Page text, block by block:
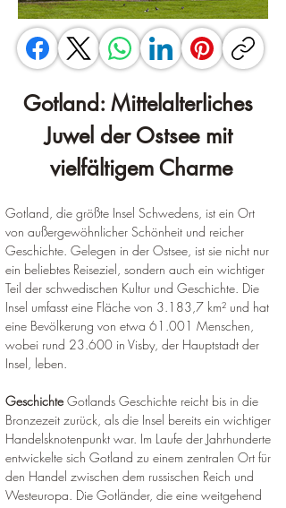
Gotland: Mittelalterliches
Juwel der Ostsee mit
vielfältigem Charme
Gotland, die größte Insel Schwedens, ist ein Ort
von außergewöhnlicher Schönheit und reicher
Geschichte. Gelegen in der Ostsee, ist sie nicht nur
ein beliebtes Reiseziel, sondern auch ein wichtiger
Teil der schwedischen Kultur und Geschichte. Die
Insel umfasst eine Fläche von 3.183,7 km² und hat
eine Bevölkerung von etwa 61.001 Menschen,
wobei rund 23.600 in Visby, der Hauptstadt der
Insel, leben.
Geschichte Gotlands Geschichte reicht bis in die
Bronzezeit zurück, als die Insel bereits ein wichtiger
Handelsknotenpunkt war. Im Laufe der Jahrhunderte
entwickelte sich Gotland zu einem zentralen Ort für
den Handel zwischen dem russischen Reich und
Westeuropa. Die Gotländer, die eine weitgehend